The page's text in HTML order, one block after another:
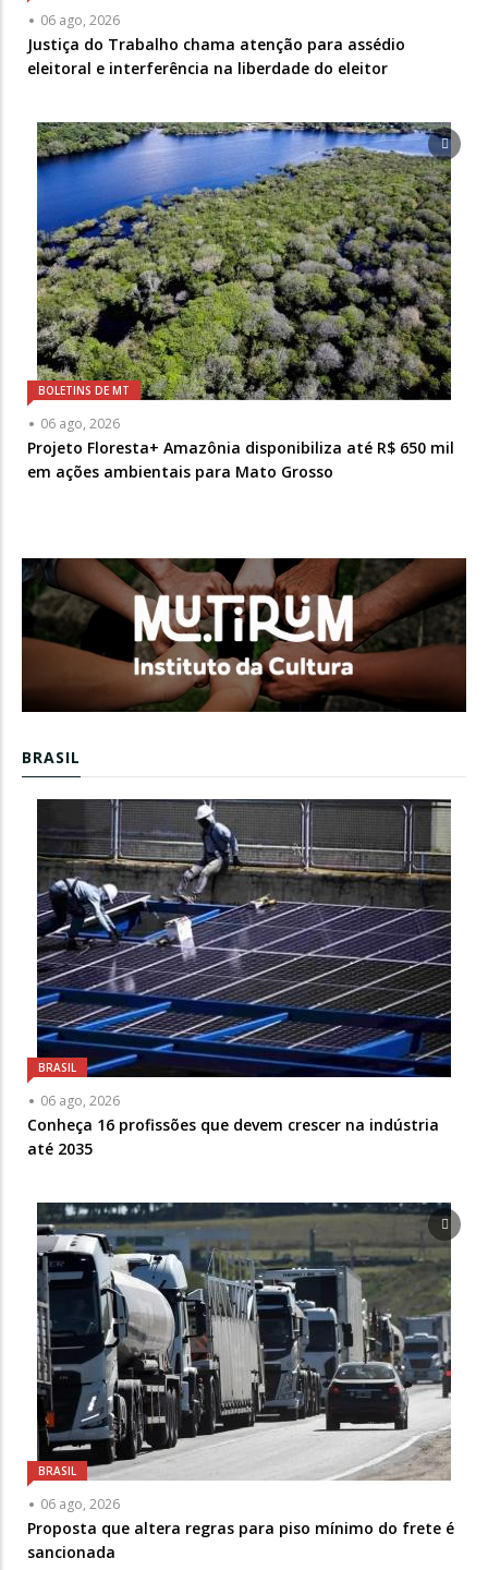
06 ago, 2026
Justiça do Trabalho chama atenção para assédio
eleitoral e interferência na liberdade do eleitor
BOLETINS DE MT
06 ago, 2026
Projeto Floresta+ Amazônia disponibiliza até R$ 650 mil
em ações ambientais para Mato Grosso
BRASIL
BRASIL
06 ago, 2026
Conheça 16 profissões que devem crescer na indústria
até 2035
BRASIL
06 ago, 2026
Proposta que altera regras para piso mínimo do frete é
sancionada